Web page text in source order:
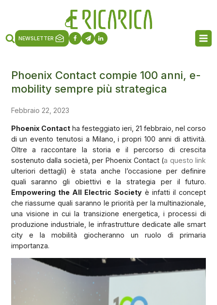
NEWSLETTER
Phoenix Contact compie 100 anni, e-
mobility sempre più strategica
Febbraio 22, 2023
Phoenix Contactha festeggiato ieri, 21 febbraio, nel corso
di un evento tenutosi a Milano, i propri 100 anni di attività.
Oltre a raccontare la storia e il percorso di crescita
sostenuto dalla società, per Phoenix Contact (a questo link
ulteriori dettagli) è stata anche l’occasione per definire
quali saranno gli obiettivi e la strategia per il futuro.
Empowering the All Electric Societyè infatti il concept
che riassume quali saranno le priorità per la multinazionale,
una visione in cui la transizione energetica, i processi di
produzione industriale, le infrastrutture dedicate alle smart
city e la mobilità giocheranno un ruolo di primaria
importanza.